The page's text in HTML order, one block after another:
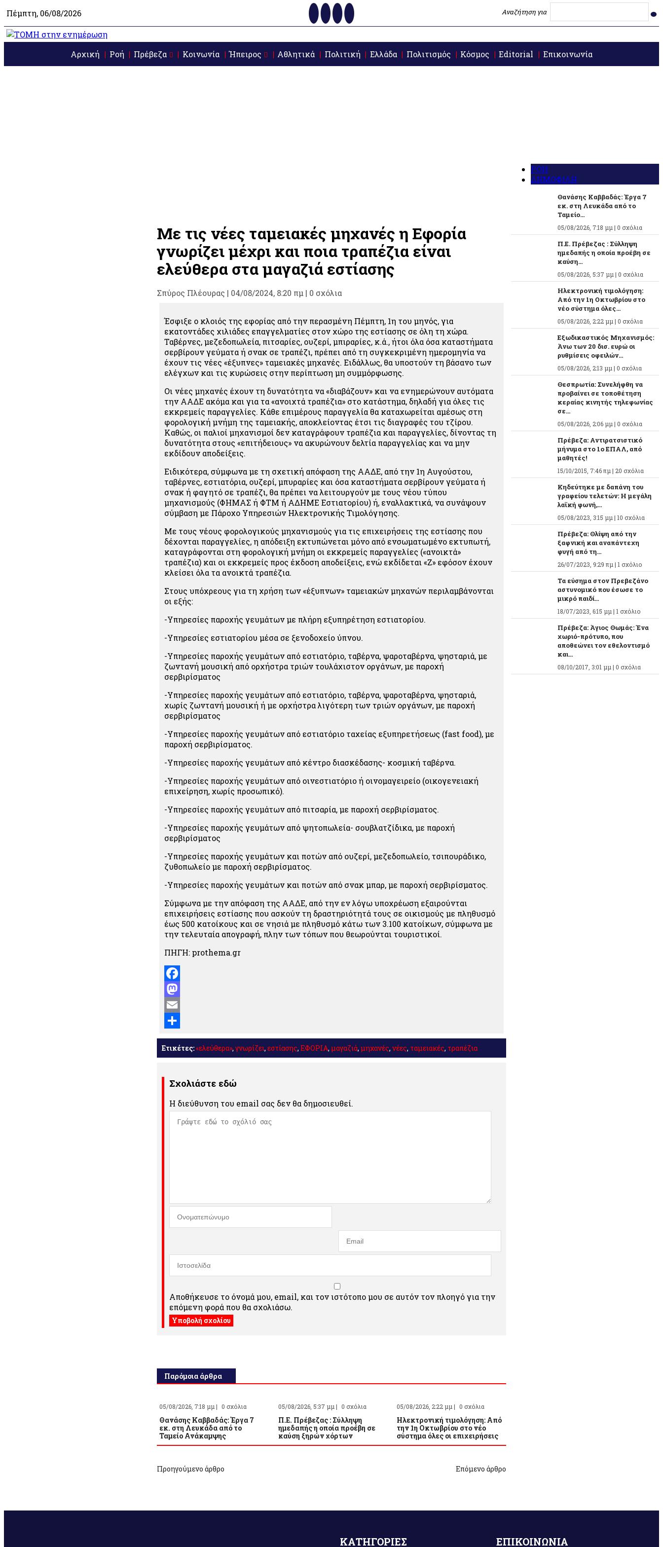
Πέμπτη, 06/08/2026 Αναζήτηση για
Αρχική Ροή Πρέβεζα Κοινωνία Ήπειρος Αθλητικά Πολιτική Ελλάδα Πολιτισμός Κόσμος Editorial Επικοινωνία
Με τις νέες ταμειακές μηχανές η Εφορία
γνωρίζει μέχρι και ποια τραπέζια είναι
ελεύθερα στα μαγαζιά εστίασης
Σπύρος Πλέουρας | 04/08/2024, 8:20 πμ | 0 σχόλια
Έσφιξε ο κλοιός της εφορίας από την περασμένη Πέμπτη, 1η του μηνός, για
εκατοντάδες χιλιάδες επαγγελματίες στον χώρο της εστίασης σε όλη τη χώρα.
Ταβέρνες, μεζεδοπωλεία, πιτσαρίες, ουζερί, μπιραρίες, κ.ά., ήτοι όλα όσα καταστήματα
σερβίρουν γεύματα ή σνακ σε τραπέζι, πρέπει από τη συγκεκριμένη ημερομηνία να
έχουν τις νέες «έξυπνες» ταμειακές μηχανές. Ειδάλλως, θα υποστούν τη βάσανο των
ελέγχων και τις κυρώσεις στην περίπτωση μη συμμόρφωσης.
Οι νέες μηχανές έχουν τη δυνατότητα να «διαβάζουν» και να ενημερώνουν αυτόματα
την ΑΑΔΕ ακόμα και για τα «ανοιχτά τραπέζια» στο κατάστημα, δηλαδή για όλες τις
εκκρεμείς παραγγελίες. Κάθε επιμέρους παραγγελία θα καταχωρείται αμέσως στη
φορολογική μνήμη της ταμειακής, αποκλείοντας έτσι τις διαγραφές του τζίρου.
Καθώς, οι παλιοί μηχανισμοί δεν καταγράφουν τραπέζια και παραγγελίες, δίνοντας τη
δυνατότητα στους «επιτήδειους» να ακυρώνουν δελτία παραγγελίας και να μην
εκδίδουν αποδείξεις.
Ειδικότερα, σύμφωνα με τη σχετική απόφαση της ΑΑΔΕ, από την 1η Αυγούστου,
ταβέρνες, εστιατόρια, ουζερί, μπυραρίες και όσα καταστήματα σερβίρουν γεύματα ή
σνακ ή φαγητό σε τραπέζι, θα πρέπει να λειτουργούν με τους νέου τύπου
μηχανισμούς (ΦΗΜΑΣ ή ΦΤΜ ή ΑΔΗΜΕ Εστιατορίου) ή, εναλλακτικά, να συνάψουν
σύμβαση με Πάροχο Υπηρεσιών Ηλεκτρονικής Τιμολόγησης.
Με τους νέους φορολογικούς μηχανισμούς για τις επιχειρήσεις της εστίασης που
δέχονται παραγγελίες, η απόδειξη εκτυπώνεται μόνο από ενσωματωμένο εκτυπωτή,
καταγράφονται στη φορολογική μνήμη οι εκκρεμείς παραγγελίες («ανοικτά»
τραπέζια) και οι εκκρεμείς προς έκδοση αποδείξεις, ενώ εκδίδεται «Z» εφόσον έχουν
κλείσει όλα τα ανοικτά τραπέζια.
Στους υπόχρεους για τη χρήση των «έξυπνων» ταμειακών μηχανών περιλαμβάνονται
οι εξής:
-Υπηρεσίες παροχής γευμάτων με πλήρη εξυπηρέτηση εστιατορίου.
-Υπηρεσίες εστιατορίου μέσα σε ξενοδοχείο ύπνου.
-Υπηρεσίες παροχής γευμάτων από εστιατόριο, ταβέρνα, ψαροταβέρνα, ψησταριά, με
ζωντανή μουσική από ορχήστρα τριών τουλάχιστον οργάνων, με παροχή
σερβιρίσματος
-Υπηρεσίες παροχής γευμάτων από εστιατόριο, ταβέρνα, ψαροταβέρνα, ψησταριά,
χωρίς ζωντανή μουσική ή με ορχήστρα λιγότερη των τριών οργάνων, με παροχή
σερβιρίσματος
-Υπηρεσίες παροχής γευμάτων από εστιατόριο ταχείας εξυπηρετήσεως (fast food), με
παροχή σερβιρίσματος.
-Υπηρεσίες παροχής γευμάτων από κέντρο διασκέδασης- κοσμική ταβέρνα.
-Υπηρεσίες παροχής γευμάτων από οινεστιατόριο ή οινομαγειρείο (οικογενειακή
επιχείρηση, χωρίς προσωπικό).
-Υπηρεσίες παροχής γευμάτων από πιτσαρία, με παροχή σερβιρίσματος.
-Υπηρεσίες παροχής γευμάτων από ψητοπωλεία- σουβλατζίδικα, με παροχή
σερβιρίσματος
-Υπηρεσίες παροχής γευμάτων και ποτών από ουζερί, μεζεδοπωλείο, τσιπουράδικο,
ζυθοπωλείο με παροχή σερβιρίσματος.
-Υπηρεσίες παροχής γευμάτων και ποτών από σνακ μπαρ, με παροχή σερβιρίσματος.
Σύμφωνα με την απόφαση της ΑΑΔΕ, από την εν λόγω υποχρέωση εξαιρούνται
επιχειρήσεις εστίασης που ασκούν τη δραστηριότητά τους σε οικισμούς με πληθυσμό
έως 500 κατοίκους και σε νησιά με πληθυσμό κάτω των 3.100 κατοίκων, σύμφωνα με
την τελευταία απογραφή, πλην των τόπων που θεωρούνται τουριστικοί.
ΠΗΓΗ: prothema.gr
Facebook
Mastodon
Email
Μοιραστείτε
Ετικέτες:«ελεύθερα»,γνωρίζει, εστίασης, ΕΦΟΡΙΑ, μαγαζιά, μηχανές, νέες, ταμειακές, τραπέζια
Σχολιάστε εδώ
Η διεύθυνση του email σας δεν θα δημοσιευθεί.
Αποθήκευσε το όνομά μου, email, και τον ιστότοπο μου σε αυτόν τον πλοηγό για την
επόμενη φορά που θα σχολιάσω.
Παρόμοια άρθρα
05/08/2026, 7:18 μμ | 0 σχόλια
Θανάσης Καββαδάς: Έργα 7
εκ. στη Λευκάδα από το
Ταμείο Ανάκαμψης
05/08/2026, 5:37 μμ | 0 σχόλια
Π.Ε. Πρέβεζας : Σύλληψη
ημεδαπής η οποία προέβη σε
καύση ξηρών χόρτων
05/08/2026, 2:22 μμ | 0 σχόλια
Ηλεκτρονική τιμολόγηση: Από
την 1η Οκτωβρίου στο νέο
σύστημα όλες οι επιχειρήσεις
Προηγούμενο άρθρο Επόμενο άρθρο
ΡΟΗ
ΔΗΜΟΦΙΛΗ
Θανάσης Καββαδάς: Έργα 7
εκ. στη Λευκάδα από το
Ταμείο...
05/08/2026, 7:18 μμ | 0 σχόλια
Π.Ε. Πρέβεζας : Σύλληψη
ημεδαπής η οποία προέβη σε
καύση...
05/08/2026, 5:37 μμ | 0 σχόλια
Ηλεκτρονική τιμολόγηση:
Από την 1η Οκτωβρίου στο
νέο σύστημα όλες...
05/08/2026, 2:22 μμ | 0 σχόλια
Εξωδικαστικός Μηχανισμός:
Άνω των 20 δισ. ευρώ οι
ρυθμίσεις οφειλών...
05/08/2026, 2:13 μμ | 0 σχόλια
Θεσπρωτία: Συνελήφθη να
προβαίνει σε τοποθέτηση
κεραίας κινητής τηλεφωνίας
σε...
05/08/2026, 2:06 μμ | 0 σχόλια
Πρέβεζα: Αντιρατσιστικό
μήνυμα στο 1ο ΕΠΑΛ, από
μαθητές!
15/10/2015, 7:46 πμ | 20 σχόλια
Κηδεύτηκε με δαπάνη του
γραφείου τελετών: Η μεγάλη
λαϊκή φωνή,...
05/08/2023, 3:15 μμ | 10 σχόλια
Πρέβεζα: Θλίψη από την
ξαφνική και αναπάντεχη
φυγή από τη...
26/07/2023, 9:29 πμ | 1 σχόλιο
Τα εύσημα στον Πρεβεζάνο
αστυνομικό που έσωσε το
μικρό παιδί...
18/07/2023, 6:15 μμ | 1 σχόλιο
Πρέβεζα: Άγιος Θωμάς: Ένα
χωριό-πρότυπο, που
αποθεώνει τον εθελοντισμό
και...
08/10/2017, 3:01 μμ | 0 σχόλια
ΚΑΤΗΓΟΡΙΕΣ ΕΠΙΚΟΙΝΩΝΙΑ